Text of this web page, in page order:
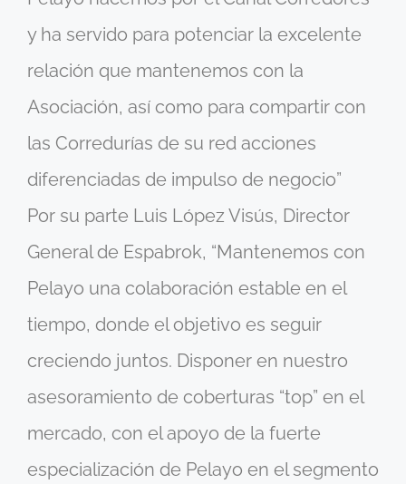
y ha servido para potenciar la excelente
relación que mantenemos con la
Asociación, así como para compartir con
las Corredurías de su red acciones
diferenciadas de impulso de negocio”
Por su parte Luis López Visús, Director
General de Espabrok, “Mantenemos con
Pelayo una colaboración estable en el
tiempo, donde el objetivo es seguir
creciendo juntos. Disponer en nuestro
asesoramiento de coberturas “top” en el
mercado, con el apoyo de la fuerte
especialización de Pelayo en el segmento